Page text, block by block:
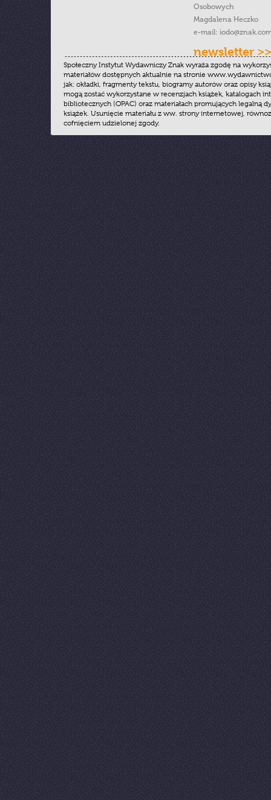
Osobowych
Magdalena Heczko
e-mail:
newsletter >>
Społeczny Instytut Wydawniczy Znak wyraża zgodę na
materiałów dostępnych aktualnie na stronie
jak: okładki, fragmenty tekstu, biogramy autorów oraz opisy
mogą zostać wykorzystane w recenzjach książek, katalogach
bibliotecznych (OPAC) oraz materiałach promujących legalną
książek. Usunięcie materiału z ww. strony internetowej,
cofnięciem udzielonej zgody.